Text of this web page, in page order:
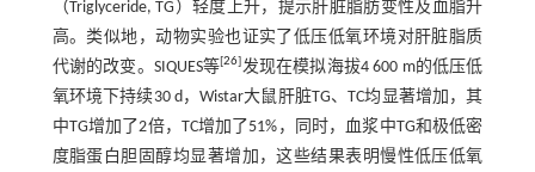
（Triglyceride, TG）轻度上升，提示肝脏脂肪变性及血脂升
高。类似地，动物实验也证实了低压低氧环境对肝脏脂质
代谢的改变。SIQUES等 [26 发现在模拟海拔4 600 m的低压低
氧环境下持续30 d，Wistar大鼠肝脏TG、TC均显著增加，其
中TG增加了2倍，TC增加了51%，同时，血浆中TG和极低密
度脂蛋白胆固醇均显著增加，这些结果表明慢性低压低氧